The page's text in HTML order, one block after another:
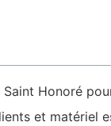
Saint Honoré
et matériel